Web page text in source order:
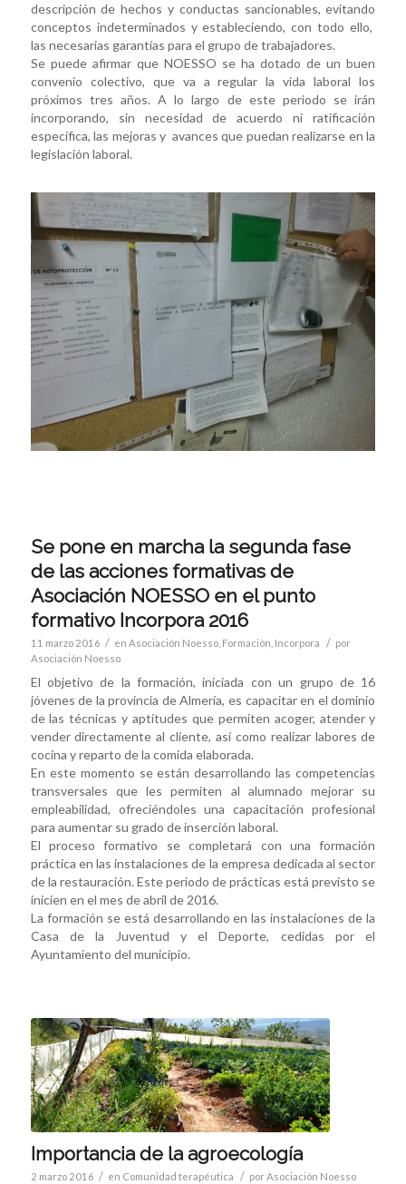
descripción de hechos y conductas sancionables, evitando
conceptos indeterminados y estableciendo, con todo ello,
las necesarias garantías para el grupo de trabajadores.
Se puede afirmar que NOESSO se ha dotado de un buen
convenio colectivo, que va a regular la vida laboral los
próximos tres años. A lo largo de este periodo se irán
incorporando, sin necesidad de acuerdo ni ratificación
específica, las mejoras y avances que puedan realizarse en la
legislación laboral.
Se pone en marcha la segunda fase
de las acciones formativas de
Asociación NOESSO en el punto
formativo Incorpora 2016
11 marzo 2016 / en Asociación Noesso, Formación Incorpora / por
Asociación Noesso
El objetivo de la formación, iniciada con un grupo de 16
jóvenes de la provincia de Almería, es capacitar en el dominio
de las técnicas y aptitudes que permiten acoger, atender y
vender directamente al cliente, así como realizar labores de
cocina y reparto de la comida elaborada.
En este momento se están desarrollando las competencias
transversales que les permiten al alumnado mejorar su
empleabilidad, ofreciéndoles una capacitación profesional
para aumentar su grado de inserción laboral.
El proceso formativo se completará con una formación
práctica en las instalaciones de la empresa dedicada al sector
de la restauración. Este periodo de prácticas está previsto se
inicien en el mes de abril de 2016.
La formación se está desarrollando en las instalaciones de la
Casa de la Juventud y el Deporte, cedidas por el
Ayuntamiento del municipio.
Importancia de la agroecología
2 marzo 2016 / en Comunidad terapéutica / porAsociación Noesso